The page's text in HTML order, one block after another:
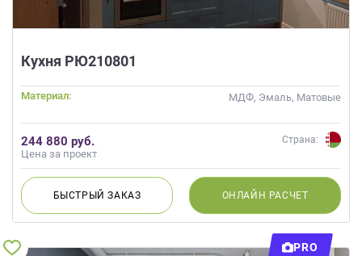
Кухня РЮ210801
Материал: МДФ, Эмаль, Матовые
244 880 руб.
Цена за проект
Страна:
БЫСТРЫЙЗАКАЗ ОНЛАЙН РАСЧЕТ
PRO